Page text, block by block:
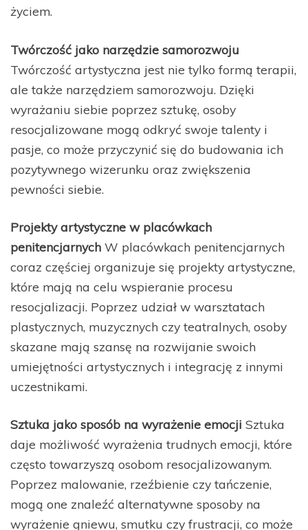
życiem.
Twórczość jako narzędzie samorozwoju
Twórczość artystyczna jest nie tylko formą terapii,
ale także narzędziem samorozwoju. Dzięki
wyrażaniu siebie poprzez sztukę, osoby
resocjalizowane mogą odkryć swoje talenty i
pasje, co może przyczynić się do budowania ich
pozytywnego wizerunku oraz zwiększenia
pewności siebie.
Projekty artystyczne w placówkach
penitencjarnych W placówkach penitencjarnych
coraz częściej organizuje się projekty artystyczne,
które mają na celu wspieranie procesu
resocjalizacji. Poprzez udział w warsztatach
plastycznych, muzycznych czy teatralnych, osoby
skazane mają szansę na rozwijanie swoich
umiejętności artystycznych i integrację z innymi
uczestnikami.
Sztuka jako sposób na wyrażenie emocji Sztuka
daje możliwość wyrażenia trudnych emocji, które
często towarzyszą osobom resocjalizowanym.
Poprzez malowanie, rzeźbienie czy tańczenie,
mogą one znaleźć alternatywne sposoby na
wyrażenie gniewu, smutku czy frustracji, co może